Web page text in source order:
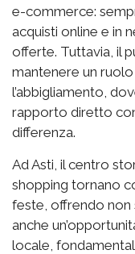
e-commerce:
acquisti online e in
offerte. Tuttavia, il
mantenere un
l’abbigliamento,
rapporto diretto
differenza.
Ad Asti, il centro
shopping tornano
feste, offrendo non
anche
locale,